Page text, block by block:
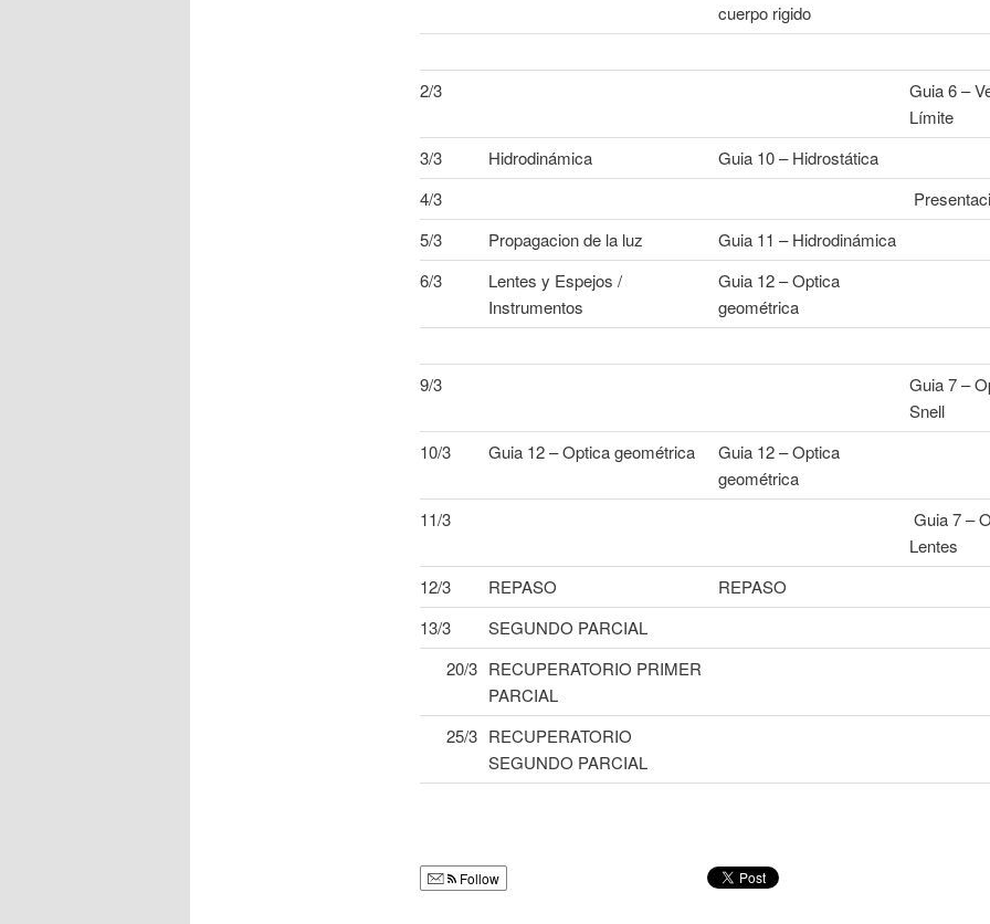
cuerpo rigido
2/3
Guia 6 –
Límite
3/3
Hidrodinámica
Guia 10 – Hidrostática
4/3
5/3
Propagacion de la luz
Guia 11 – Hidrodinámica
6/3
Lentes y Espejos /
Instrumentos
Guia 12 – Optica
geométrica
9/3
Guia 7 –
Snell
10/3
Guia 12 – Optica geométrica
Guia 12 – Optica
geométrica
11/3
Guia 7 –
Lentes
12/3
REPASO
REPASO
13/3
SEGUNDO PARCIAL
20/3 RECUPERATORIO PRIMER
PARCIAL
25/3 RECUPERATORIO
SEGUNDO PARCIAL
Follow